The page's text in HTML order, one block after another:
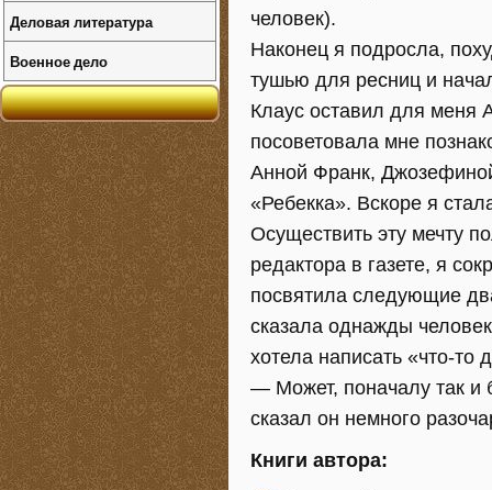
человек).
Наконец я подросла,
тушью для ресниц и
Клаус оставил для меня
посоветовала мне
Анной Франк,
«Ребекка». Вскоре я
Осуществить эту мечту
редактора в газете, я
посвятила следующие
сказала однажды
хотела написать «что-
— Может, поначалу так и
сказал он немного
Книги автора:
Деловая литература
Военное дело